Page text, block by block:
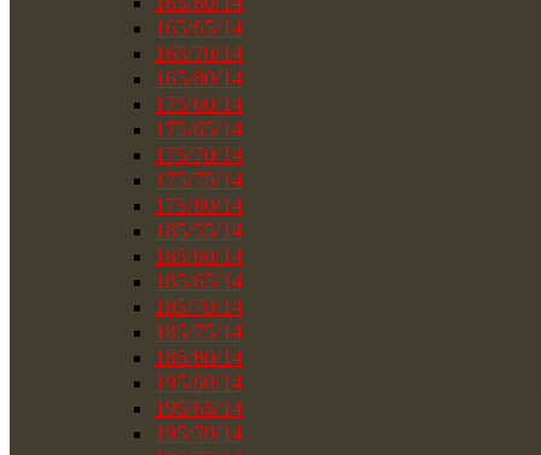
165/65/14
165/70/14
165/80/14
175/60/14
175/65/14
175/70/14
175/75/14
175/80/14
185/55/14
185/60/14
185/65/14
185/70/14
185/75/14
185/80/14
195/60/14
195/65/14
195/70/14